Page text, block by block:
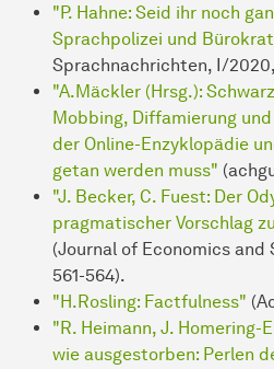
"P. Hahne: Seid ihr noch
Sprachpolizei und
Sprachnachrichten, I/
"A.Mäckler (Hrsg.):
Mobbing, Diffamierung
der Online-Enzyklopädie
getan werden muss"
"J. Becker, C. Fuest: Der
pragmatischer Vorschlag
(Journal of Economics
561-564).
"H.Rosling: Factfulness"
"R. Heimann, J.
wie ausgestorben: Perlen